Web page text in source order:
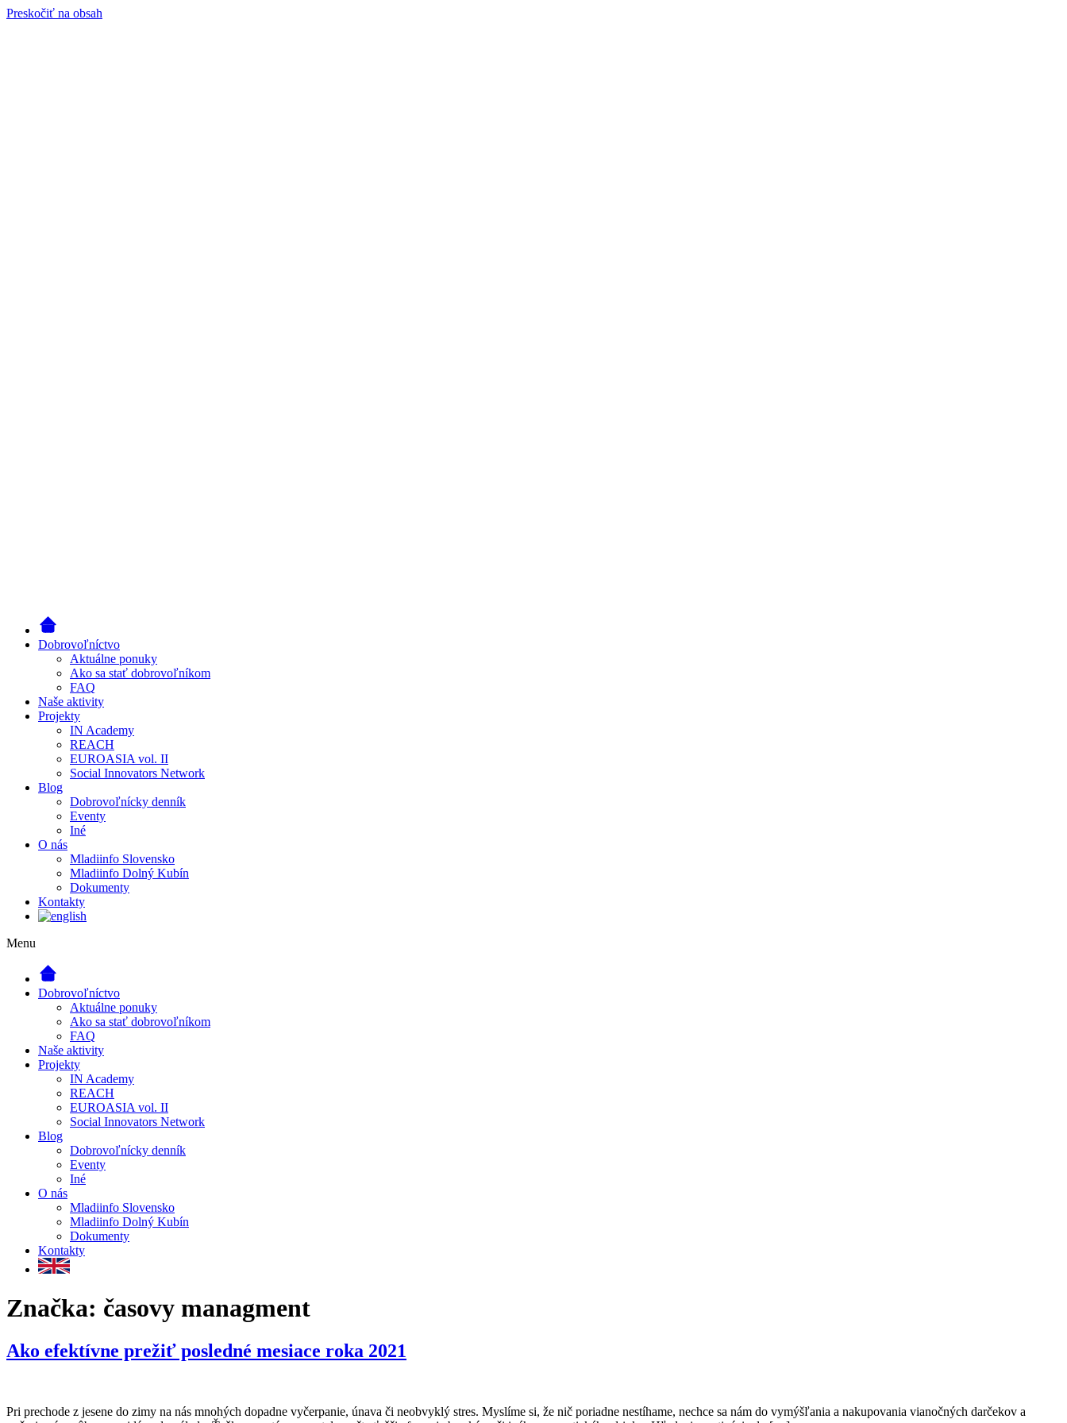
Preskočiť na obsah
Dobrovoľníctvo
Aktuálne ponuky
Ako sa stať dobrovoľníkom
FAQ
Naše aktivity
Projekty
IN Academy
REACH
EUROASIA vol. II
Social Innovators Network
Blog
Dobrovoľnícky denník
Eventy
Iné
O nás
Mladiinfo Slovensko
Mladiinfo Dolný Kubín
Dokumenty
Kontakty
Menu
Dobrovoľníctvo
Aktuálne ponuky
Ako sa stať dobrovoľníkom
FAQ
Naše aktivity
Projekty
IN Academy
REACH
EUROASIA vol. II
Social Innovators Network
Blog
Dobrovoľnícky denník
Eventy
Iné
O nás
Mladiinfo Slovensko
Mladiinfo Dolný Kubín
Dokumenty
Kontakty
Značka: časovy managment
Ako efektívne prežiť posledné mesiace roka 2021
Pri prechode z jesene do zimy na nás mnohých dopadne vyčerpanie, únava či neobvyklý stres. Myslíme si, že nič poriadne nestíhame, nechce sa nám do vymýšľania a nakupovania vianočných darčekov a